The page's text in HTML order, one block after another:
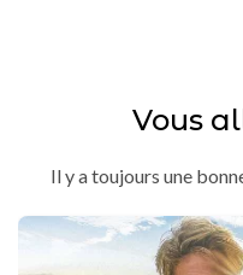
Vous
Il y a toujours une